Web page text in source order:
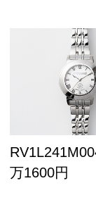
万1600円